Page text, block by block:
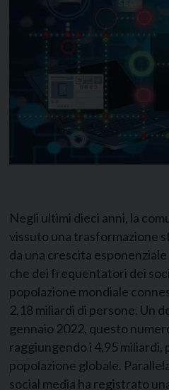
Negli ultimi dieci anni, la
vissuto una trasformazione
da una crescita
che dei frequentatori dei
popolazione mondiale
2,18 miliardi di persone. Un
gennaio 2022, questo
raggiungendo i 4,95 miliardi,
popolazione globale.
social media ha registrato